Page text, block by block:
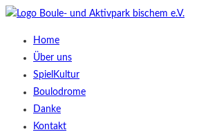
Home
Über uns
SpielKultur
Boulodrome
Danke
Kontakt